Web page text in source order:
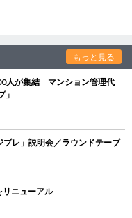
もっと見る
人が集結 マンション管理代
」
レ」説明会／ラウンドテーブ
ニューアル